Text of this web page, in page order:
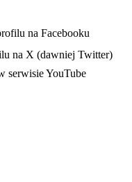
na Facebooku
na X (dawniej Twitter)
serwisie YouTube